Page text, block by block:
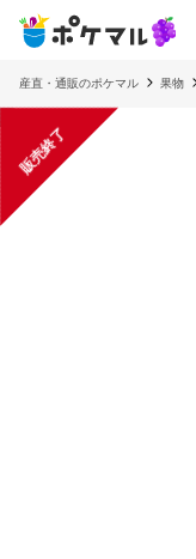
産直・通販のポケマル 果物
販売終了